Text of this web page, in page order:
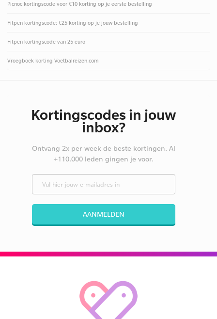
Picnoc kortingscode voor €10 korting op je eerste bestelling
Fitpen kortingscode: €25 korting op je jouw bestelling
Fitpen kortingscode van 25 euro
Vroegboek korting Voetbalreizen.com
Kortingscodes in jouw
inbox?
Ontvang 2x per week de beste kortingen. Al
+110.000 leden gingen je voor.
AANMELDEN